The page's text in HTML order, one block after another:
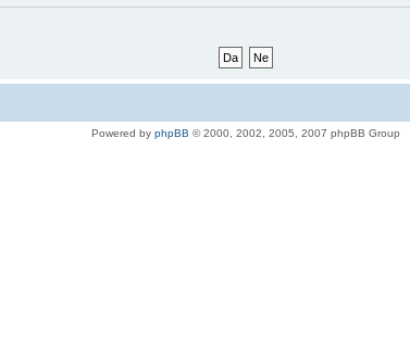
Powered by phpBB © 2000, 2002, 2005, 2007 phpBB Group